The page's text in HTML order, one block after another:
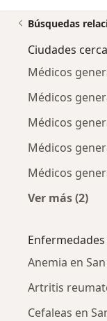
Búsquedas
Ciudades
Médicos
Médicos
Médicos
Médicos
Médicos
Ver más (2)
Anemia en
Artritis
Cefaleas en